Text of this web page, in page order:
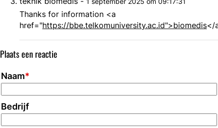
Thanks for information <a
href="https://bbe.telkomuniversity.ac.id">biomedis</
Plaats een reactie
Naam*
Bedrijf